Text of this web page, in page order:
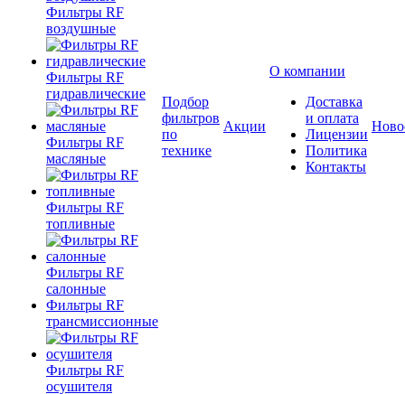
Фильтры RF
воздушные
Фильтры RF
гидравлические
Фильтры RF
масляные
Фильтры RF
топливные
Фильтры RF
салонные
Фильтры RF
трансмиссионные
Фильтры RF
осушителя
Подбор
фильтров
по
технике
Акции
О компании
Доставка
и оплата
Лицензии
Политика
Контакты